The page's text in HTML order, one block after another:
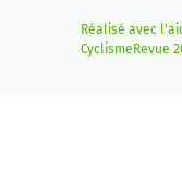
Réalisé avec
CyclismeRevue